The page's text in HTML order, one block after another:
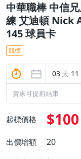
中華職棒 中信
練 艾迪頓 Nick
145 球員卡
競標
03 天 11
賣家可提前結束
起標價格 $100
出價增額 20